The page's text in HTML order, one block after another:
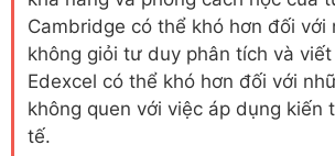
Cambridge có thể khó hơn đối với
không giỏi tư duy phân tích và
Edexcel có thể khó hơn đối với
không quen với việc áp dụng kiến
tế.